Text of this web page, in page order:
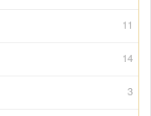
11
14
3